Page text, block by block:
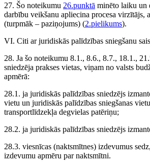
27. Šo noteikumu 26.punktā minēto laiku un
darbību veikšanu apliecina procesa virzītājs,
(turpmāk – paziņojums) (2.pielikums).
VI. Citi ar juridiskās palīdzības sniegšanu
28. Ja šo noteikumu 8.1., 8.6., 8.7., 18.1.,
sniedzēja prakses vietas, viņam no valsts
apmērā:
28.1. ja juridiskās palīdzības sniedzējs
vietu un juridiskās palīdzības sniegšanas
transportlīdzekļa degvielas patēriņu;
28.2. ja juridiskās palīdzības sniedzējs
28.3. viesnīcas (naktsmītnes) izdevumus
izdevumu apmēru par naktsmītni.